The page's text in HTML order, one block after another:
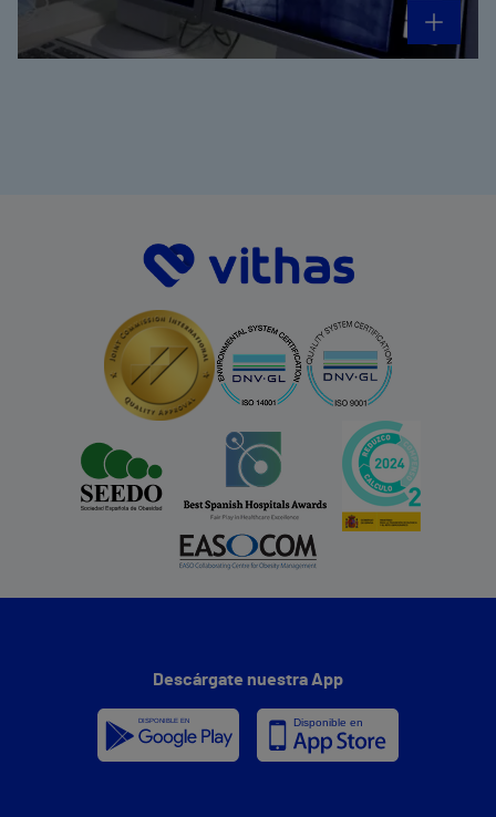
Descárgate nuestra App